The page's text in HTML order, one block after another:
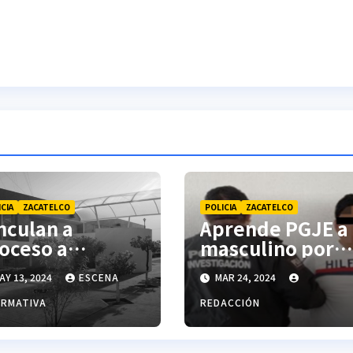
ZACATELCO
a
a
por
calificado:
13, 2024
ESCENA
POLICIA ZACATELCO
Aprende PGJE a
masculino por
trata de
MAR 24, 2024
REDACCIÓN